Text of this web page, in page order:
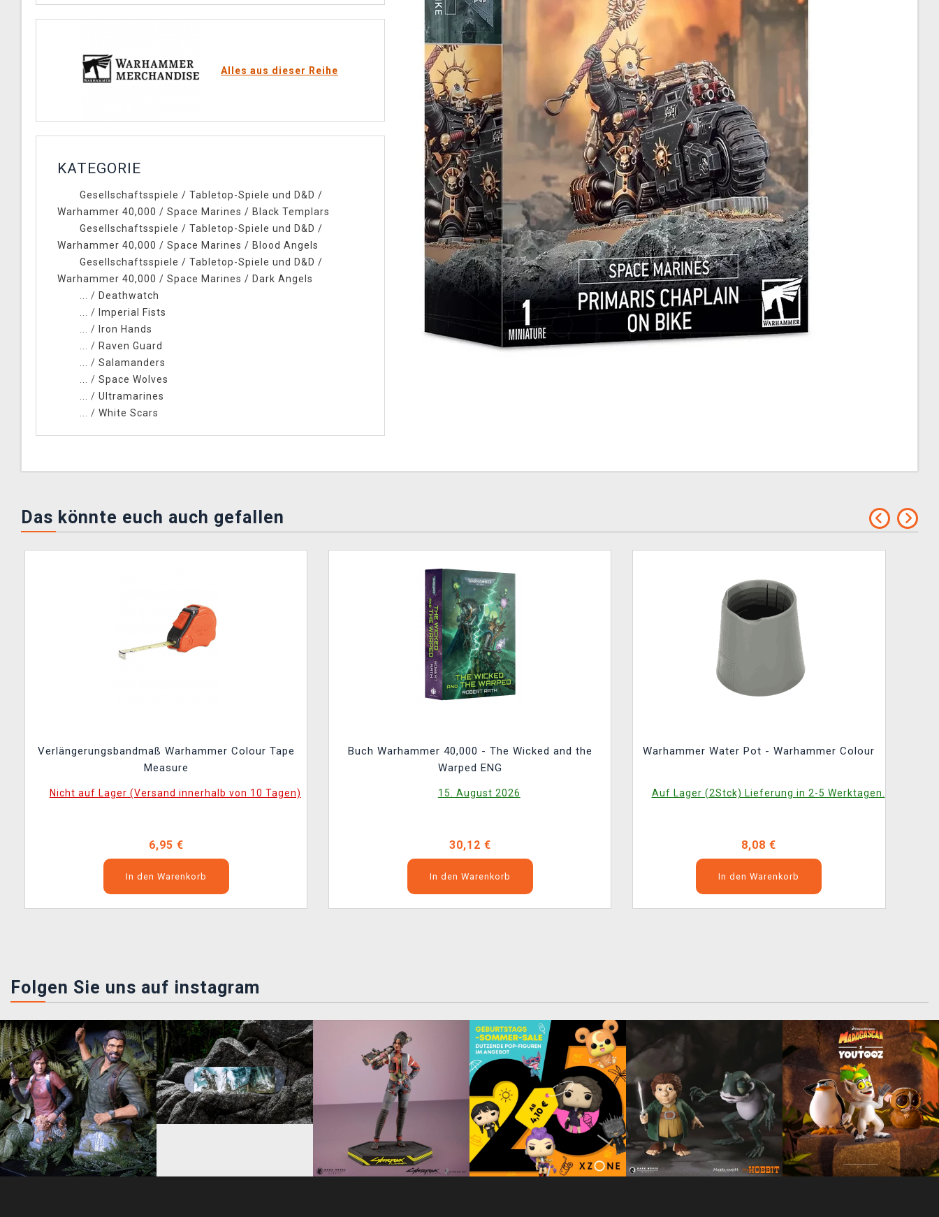
Alles aus dieser Reihe
KATEGORIE
Gesellschaftsspiele / Tabletop-Spiele und D&D /
Warhammer 40,000 / Space Marines / Black Templars
Gesellschaftsspiele / Tabletop-Spiele und D&D /
Warhammer 40,000 / Space Marines / Blood Angels
Gesellschaftsspiele / Tabletop-Spiele und D&D /
Warhammer 40,000 / Space Marines / Dark Angels
... / Deathwatch
... / Imperial Fists
... / Iron Hands
... / Raven Guard
... / Salamanders
... / Space Wolves
... / Ultramarines
... / White Scars
Das könnte euch auch gefallen
Verlängerungsbandmaß Warhammer Colour Tape
Measure
Nicht auf Lager (Versand innerhalb von 10 Tagen)
6,95 €
In den Warenkorb
Buch Warhammer 40,000 - The Wicked and the
Warped ENG
15. August 2026
30,12 €
In den Warenkorb
Warhammer Water Pot - Warhammer Colour
Auf Lager (2Stck) Lieferung in 2-5 Werktagen.
8,08 €
In den Warenkorb
Folgen Sie uns auf instagram